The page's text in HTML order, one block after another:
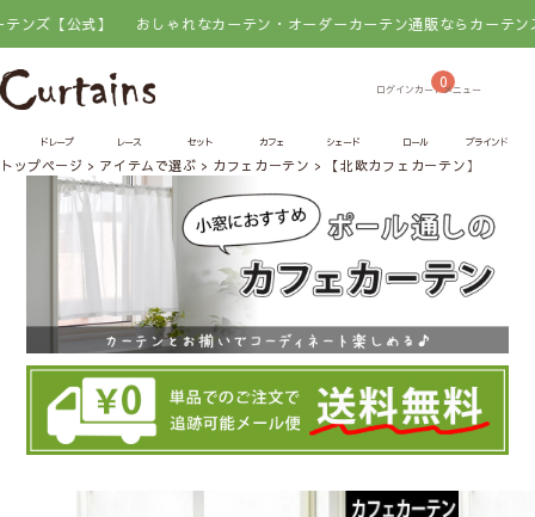
おしゃれなカーテン・オーダーカーテン通販ならカーテンズ【公式】
0
ドレープ レース セット カフェ シェード ロール ブラインド
トップページ アイテムで選ぶ カフェカーテン 【北欧カフェカーテン】トゥッ